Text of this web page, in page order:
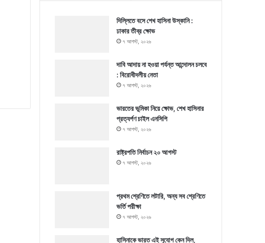
দিল্লিতে বসে শেখ হাসিনা উস্কানি :
ঢাকার তীব্র ক্ষোভ
৭ আগস্ট, ২০২৬
দাবি আদায় না হওয়া পর্যন্ত আন্দোলন চলবে
: বিরোধীদলীয় নেতা
৭ আগস্ট, ২০২৬
ভারতের ভূমিকা নিয়ে ক্ষোভ, শেখ হাসিনার
প্রত্যর্পণ চাইল এনসিপি
৭ আগস্ট, ২০২৬
রাষ্ট্রপতি নির্বাচন ২০ আগস্ট
৭ আগস্ট, ২০২৬
প্রথম শ্রেণিতে লটারি, অন্য সব শ্রেণিতে
ভর্তি পরীক্ষা
৭ আগস্ট, ২০২৬
হাসিনাকে ভারত এই সুযোগ কেন দিল,